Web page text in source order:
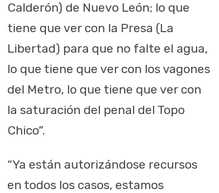
Calderón) de Nuevo León; lo que
tiene que ver con la Presa (La
Libertad) para que no falte el agua,
lo que tiene que ver con los vagones
del Metro, lo que tiene que ver con
la saturación del penal del Topo
Chico”.
“Ya están autorizándose recursos
en todos los casos, estamos